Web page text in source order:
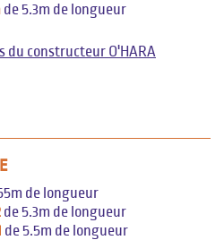
de 5.3m de longueur
du constructeur O'HARA
de longueur
de 5.3m de longueur
de 5.5m de longueur